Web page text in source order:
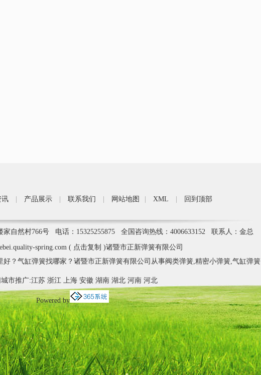
讯 产品展示 联系我们 网站地图 XML 回到顶部
家自然村766号 电话：15325255875 全国咨询热线：4006633152 联系人：金总
spring.com( 点击复制 )诸暨市正新弹簧有限公司
？气缸弹簧找哪家？诸暨市正新弹簧有限公司从事阀类弹簧,精密小弹簧,气缸弹簧
市推广:江苏 浙江 上海 安徽 湖南 湖北 河南 河北
Powered by